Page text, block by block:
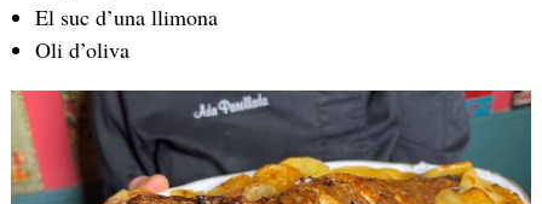
El suc d’una llimona
Oli d’oliva